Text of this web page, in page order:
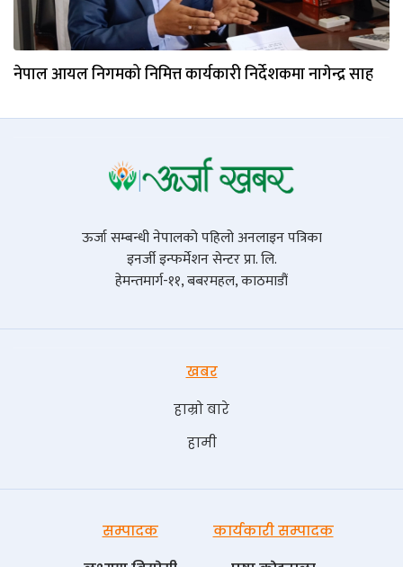
नेपाल आयल निगमको निमित्त कार्यकारी निर्देशकमा नागेन्द्र साह
ऊर्जा सम्बन्धी नेपालको पहिलो अनलाइन पत्रिका
इनर्जी इन्फर्मेशन सेन्टर प्रा. लि.
हेमन्तमार्ग-११, बबरमहल, काठमाडौं
खबर
हाम्रो बारे
हामी
सम्पादक
कार्यकारी सम्पादक